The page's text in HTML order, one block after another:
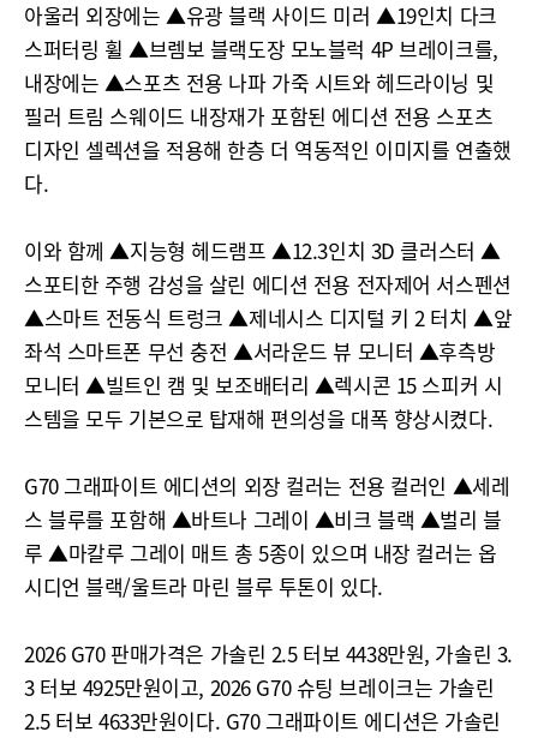
아울러 외장에는 ▲유광 블랙 사이드 미러 ▲19인치 다크
스퍼터링 휠 ▲브렘보 블랙도장 모노블럭 4P 브레이크를,
내장에는 ▲스포츠 전용 나파 가죽 시트와 헤드라이닝 및
필러 트림 스웨이드 내장재가 포함된 에디션 전용 스포츠
디자인 셀렉션을 적용해 한층 더 역동적인 이미지를 연출했
다.
이와 함께 ▲지능형 헤드램프 ▲12.3인치 3D 클러스터 ▲
스포티한 주행 감성을 살린 에디션 전용 전자제어 서스펜션
▲스마트 전동식 트렁크 ▲제네시스 디지털 키 2 터치 ▲앞
좌석 스마트폰 무선 충전 ▲서라운드 뷰 모니터 ▲후측방
모니터 ▲빌트인 캠 및 보조배터리 ▲렉시콘 15 스피커 시
스템을 모두 기본으로 탑재해 편의성을 대폭 향상시켰다.
G70 그래파이트 에디션의 외장 컬러는 전용 컬러인 ▲세레
스 블루를 포함해 ▲바트나 그레이 ▲비크 블랙 ▲벌리 블
루 ▲마칼루 그레이 매트 총 5종이 있으며 내장 컬러는 옵
시디언 블랙/울트라 마린 블루 투톤이 있다.
2026 G70 판매가격은 가솔린 2.5 터보 4438만원, 가솔린 3.
3 터보 4925만원이고, 2026 G70 슈팅 브레이크는 가솔린
2.5 터보 4633만원이다. G70 그래파이트 에디션은 가솔린